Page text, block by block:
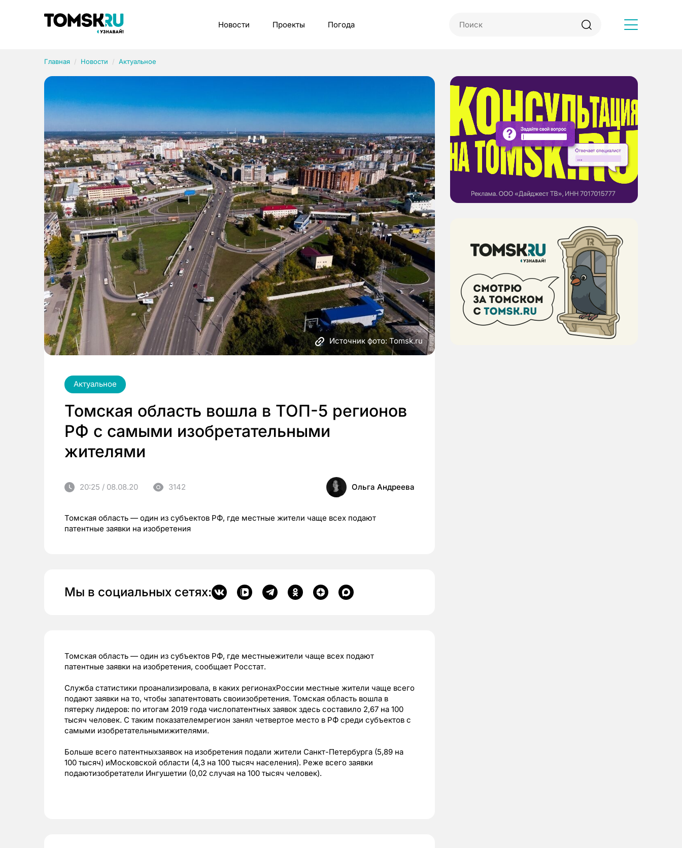
Новости Проекты Погода
Главная Новости Актуальное
Источник фото: Tomsk.ru
Актуальное
Томская область вошла в ТОП-5 регионов
РФ с самыми изобретательными
жителями
20:25 / 08.08.20 3142 Ольга Андреева
Томская область — один из субъектов РФ, где местные жители чаще всех подают
патентные заявки на изобретения
Мы в социальных сетях:
Томская область — один из субъектов РФ, где местныежители чаще всех подают
патентные заявки на изобретения, сообщает Росстат.
Служба статистики проанализировала, в каких регионахРоссии местные жители чаще всего
подают заявки на то, чтобы запатентовать своиизобретения. Томская область вошла в
пятерку лидеров: по итогам 2019 года числопатентных заявок здесь составило 2,67 на 100
тысяч человек. С таким показателемрегион занял четвертое место в РФ среди субъектов с
самыми изобретательнымижителями.
Больше всего патентныхзаявок на изобретения подали жители Санкт-Петербурга (5,89 на
100 тысяч) иМосковской области (4,3 на 100 тысяч населения). Реже всего заявки
подаютизобретатели Ингушетии (0,02 случая на 100 тысяч человек).
Рубрики